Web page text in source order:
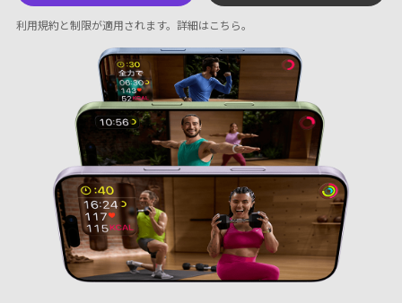
利用規約と制限が適用されます。 詳細はこちら。